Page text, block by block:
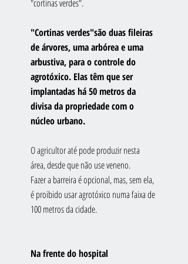
"cortinas verdes".
"Cortinas verdes"são duas fileiras
de árvores, uma arbórea e uma
arbustiva, para o controle do
agrotóxico. Elas têm que ser
implantadas há 50 metros da
divisa da propriedade com o
núcleo urbano.
O agricultor até pode produzir nesta
área, desde que não use veneno.
Fazer a barreira é opcional, mas, sem ela,
é proibido usar agrotóxico numa faixa de
100 metros da cidade.
Na frente do hospital